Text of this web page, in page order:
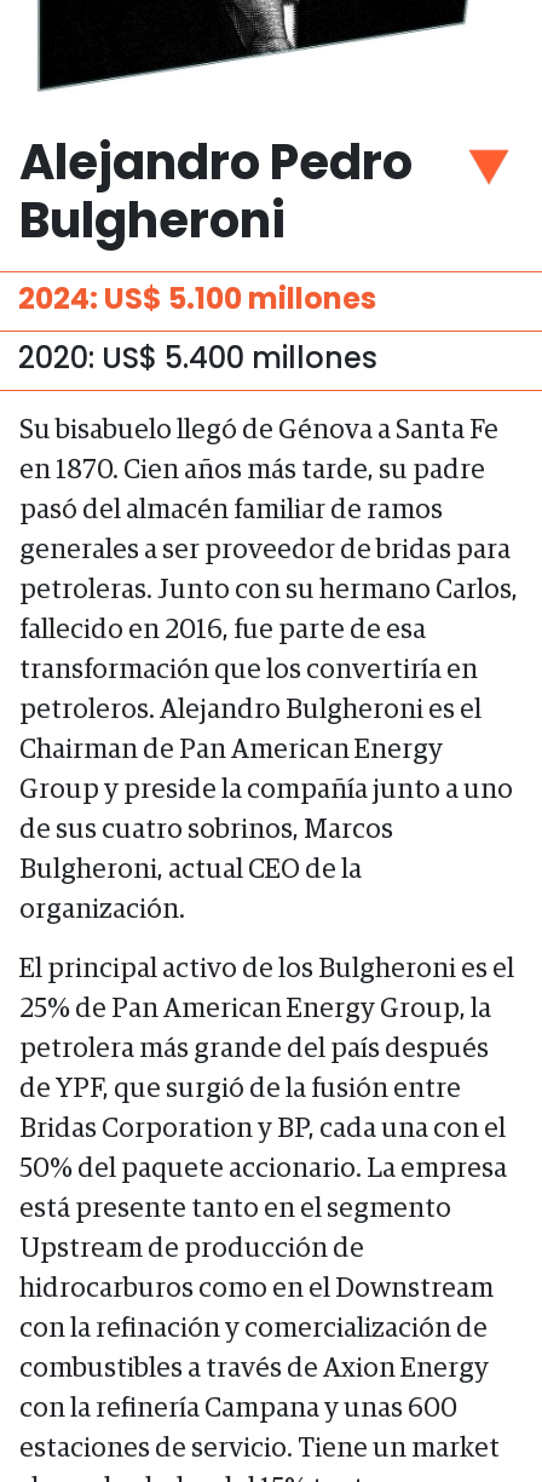
Alejandro Pedro
Bulgheroni
2024: US$ 5.100 millones
2020: US$ 5.400 millones
Su bisabuelo llegó de Génova a Santa Fe
en 1870. Cien años más tarde, su padre
pasó del almacén familiar de ramos
generales a ser proveedor de bridas para
petroleras. Junto con su hermano Carlos,
fallecido en 2016, fue parte de esa
transformación que los convertiría en
petroleros. Alejandro Bulgheroni es el
Chairman de Pan American Energy
Group y preside la compañía junto a uno
de sus cuatro sobrinos, Marcos
Bulgheroni, actual CEO de la
organización.
El principal activo de los Bulgheroni es el
25% de Pan American Energy Group, la
petrolera más grande del país después
de YPF, que surgió de la fusión entre
Bridas Corporation y BP, cada una con el
50% del paquete accionario. La empresa
está presente tanto en el segmento
Upstream de producción de
hidrocarburos como en el Downstream
con la refinación y comercialización de
combustibles a través de Axion Energy
con la refinería Campana y unas 600
estaciones de servicio. Tiene un market